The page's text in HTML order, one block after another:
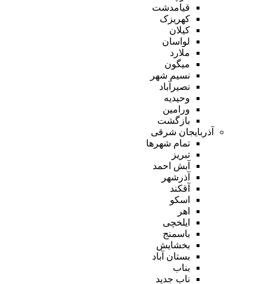
قیامدشت
کهریزک
کیلان
لواسان
ملارد
میگون
نسیم شهر
نصیرآباد
وحیدیه
ورامین
بازگشت
آذربایجان شرقی
تمام شهر‌ها
تبریز
آبش احمد
آذرشهر
آقکند
اسکو
اهر
ایلخچی
باسمنج
بخشایش
بستان آباد
بناب
ناب جدید